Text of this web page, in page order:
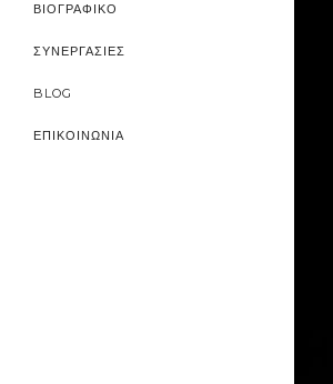
ΒΙΟΓΡΑΦΙΚΟ
ΣΥΝΕΡΓΑΣΙΕΣ
BLOG
ΕΠΙΚΟΙΝΩΝΙΑ